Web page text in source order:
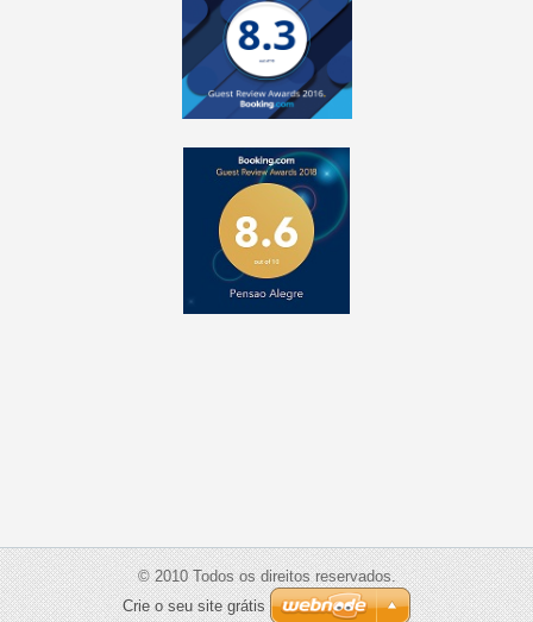
© 2010 Todos os direitos reservados.
Crie o seu site grátis